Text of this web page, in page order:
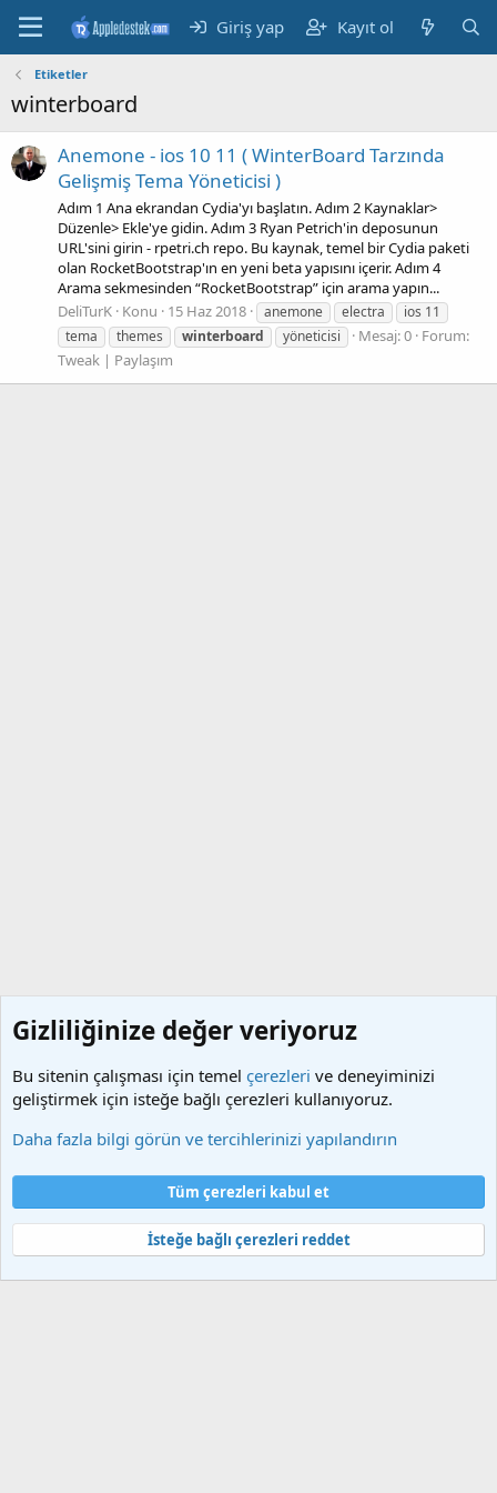
Giriş yap Kayıt ol
Etiketler
winterboard
Anemone - ios 10 11 ( WinterBoard Tarzında
Gelişmiş Tema Yöneticisi )
Adım 1 Ana ekrandan Cydia'yı başlatın. Adım 2 Kaynaklar>
Düzenle> Ekle'ye gidin. Adım 3 Ryan Petrich'in deposunun
URL'sini girin - rpetri.ch repo. Bu kaynak, temel bir Cydia paketi
olan RocketBootstrap'ın en yeni beta yapısını içerir. Adım 4
Arama sekmesinden “RocketBootstrap” için arama yapın...
DeliTurK Konu 15 Haz 2018 anemone electra
ios 11
tema
themes winterboard yöneticisi Mesaj: 0 Forum:
Tweak | Paylaşım
Şartlar ve kurallar
Gizlilik politikası
Yardım
Ana sayfa
S
S
Community platform by XenForo® © 2010-2025 XenForo Ltd.
Gizliliğinize değer veriyoruz
Bu sitenin çalışması için temel çerezleri ve deneyiminizi
geliştirmek için isteğe bağlı çerezleri kullanıyoruz.
Daha fazla bilgi görün ve tercihlerinizi yapılandırın
Tüm çerezleri kabul et
İsteğe bağlı çerezleri reddet